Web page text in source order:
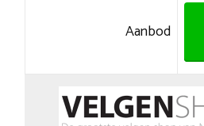
Aanbod